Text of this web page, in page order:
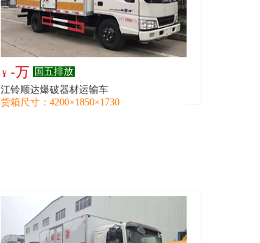
¥ -万 国五排放
江铃顺达爆破器材运输车
货箱尺寸：4200×1850×1730